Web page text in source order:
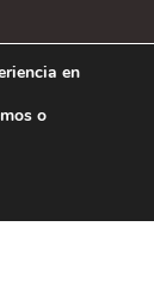
en
o